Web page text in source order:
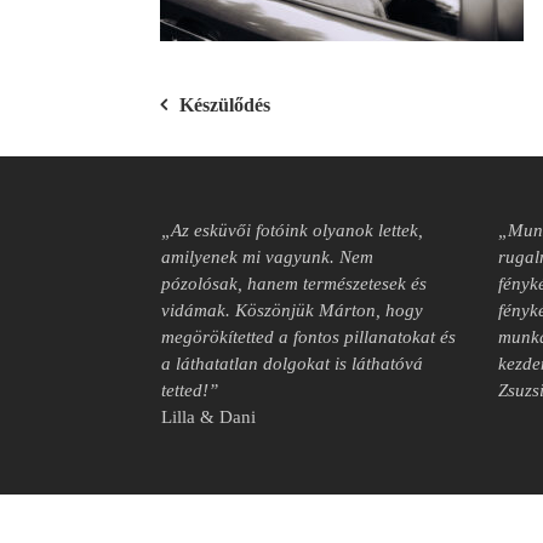
Bejegyzés
navigáció
Készülődés
„Az esküvői fotóink olyanok lettek,
amilyenek mi vagyunk. Nem
pózolósak, hanem természetesek és
vidámak. Köszönjük Márton, hogy
megörökítetted a fontos pillanatokat és
a láthatatlan dolgokat is láthatóvá
tetted!”
Lilla & Dani